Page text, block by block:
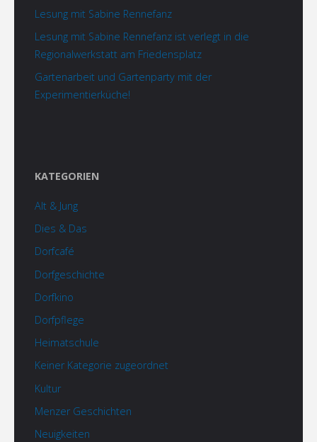
Lesung mit Sabine Rennefanz
Lesung mit Sabine Rennefanz ist verlegt in die
Regionalwerkstatt am Friedensplatz
Gartenarbeit und Gartenparty mit der
Experimentierküche!
KATEGORIEN
Alt & Jung
Dies & Das
Dorfcafé
Dorfgeschichte
Dorfkino
Dorfpflege
Heimatschule
Keiner Kategorie zugeordnet
Kultur
Menzer Geschichten
Neuigkeiten